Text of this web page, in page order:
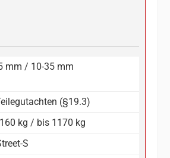
mm / 10-35 mm
(§19.3)
kg / bis 1170 kg
S